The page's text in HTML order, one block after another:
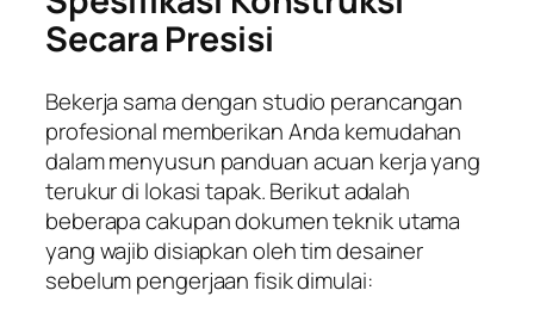
Secara Presisi
Bekerja sama dengan studio perancangan
profesional memberikan Anda kemudahan
dalam menyusun panduan acuan kerja yang
terukur di lokasi tapak. Berikut adalah
beberapa cakupan dokumen teknik utama
yang wajib disiapkan oleh tim desainer
sebelum pengerjaan fisik dimulai: